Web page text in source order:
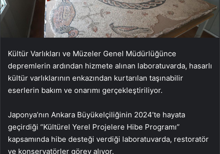
Kültür Varlıkları ve Müzeler Genel Müdürlüğünce
depremlerin ardından hizmete alınan laboratuvarda, hasarlı
kültür varlıklarının enkazından kurtarılan taşınabilir
eserlerin bakım ve onarımı gerçekleştiriliyor.
Japonya’nın Ankara Büyükelçiliğinin 2024’te hayata
geçirdiği “Kültürel Yerel Projelere Hibe Programı”
kapsamında hibe desteği verdiği laboratuvarda, restoratör
ve konservatörler görev alıyor.